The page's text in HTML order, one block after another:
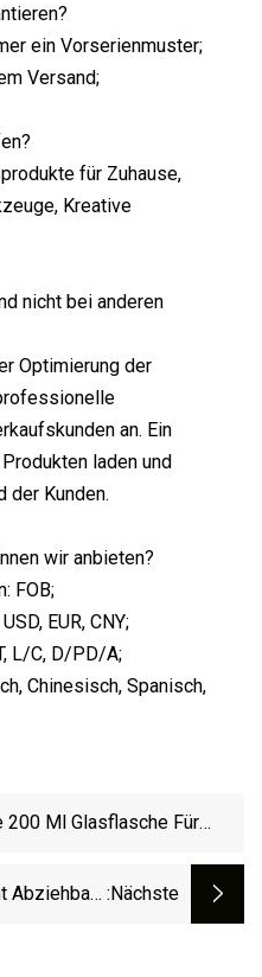
ein Vorserienmuster;
Versand;
für Zuhause,
Kreative
nicht bei anderen
Optimierung der
an. Ein
laden und
der Kunden.
wir anbieten?
FOB;
EUR, CNY;
L/C, D/PD/A;
Chinesisch, Spanisch,
200 Ml Glasflasche Für
Abziehbare :nächste